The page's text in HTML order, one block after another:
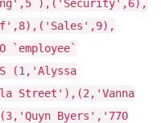
),('Security',6),
`employee`
(1,'Alyssa
Street'),(2,'Vanna
Byers','770